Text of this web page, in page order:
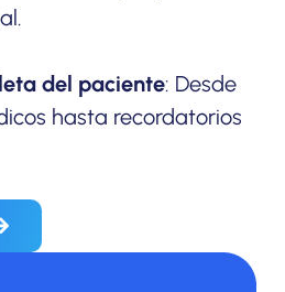
del paciente: Desde
hasta recordatorios